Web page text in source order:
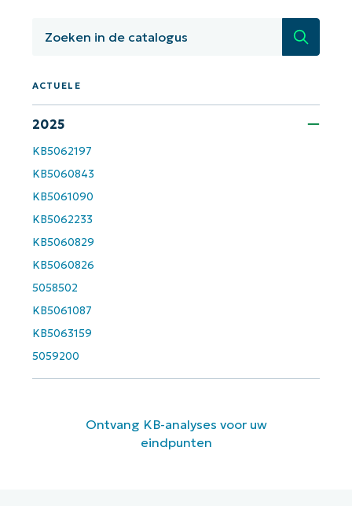
Zoeken
ACTUELE
2025
KB5062197
KB5060843
KB5061090
KB5062233
KB5060829
KB5060826
5058502
KB5061087
KB5063159
5059200
Ontvang KB-analyses voor uw
eindpunten
name*